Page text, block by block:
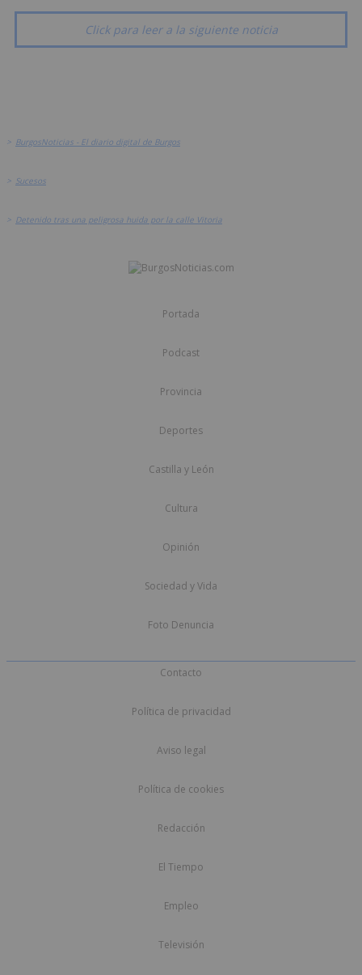
Click para leer a la siguiente noticia
> BurgosNoticias - El diario digital de Burgos
> Sucesos
> Detenido tras una peligrosa huida por la calle Vitoria
Portada
Podcast
Provincia
Deportes
Castilla y León
Cultura
Opinión
Sociedad y Vida
Foto Denuncia
Contacto
Política de privacidad
Aviso legal
Política de cookies
Redacción
El Tiempo
Empleo
Televisión